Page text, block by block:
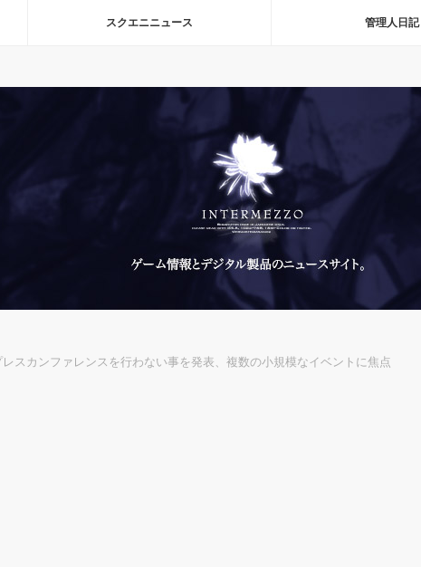
スクエニニュース 管理人日記
スカンファレンスを行わない事を発表、複数の小規模なイベントに焦点